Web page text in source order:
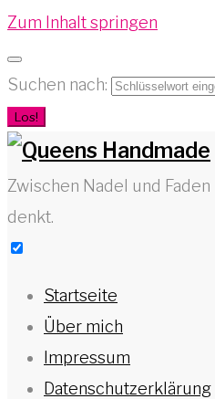
Zum Inhalt springen
Suchen nach:
Los!
Zwischen Nadel und
denkt.
Startseite
Über mich
Impressum
Datenschutzerklärung